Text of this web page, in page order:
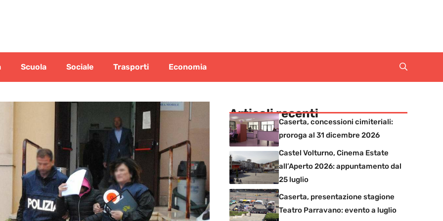
Scuola Sociale Trasporti Economia
Articoli recenti
Caserta, concessioni cimiteriali:
proroga al 31 dicembre 2026
Castel Volturno, Cinema Estate
all’Aperto 2026: appuntamento dal
25 luglio
Caserta, presentazione stagione
Teatro Parravano: evento a luglio